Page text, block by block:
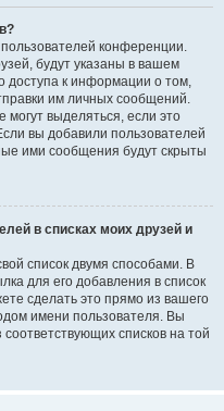
конференции.
будут указаны в вашем
доступа к информации о том,
им личных сообщений.
выделяться, если это
вы добавили пользователей
ими сообщения будут скрыты
в списках моих друзей и
список двумя способами. В
для его добавления в список
сделать это прямо из вашего
имени пользователя. Вы
списков на той